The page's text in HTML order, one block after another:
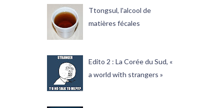
Ttongsul, l'alcool de
matières fécales
Edito 2 : La Corée du Sud, «
a world with strangers »